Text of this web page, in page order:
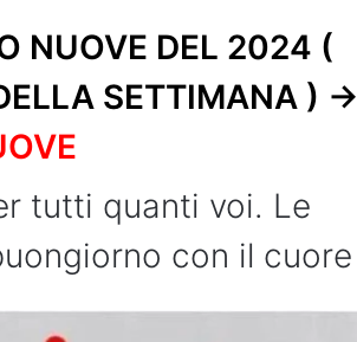
NUOVE DEL 2024 (
SETTIMANA ) ->
tutti quanti voi. Le
con il cuore